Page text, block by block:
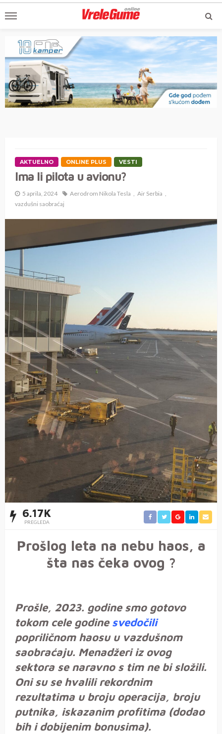
AKTUELNO ONLINE PLUS VESTI
Ima li pilota u avionu?
5 aprila, 2024 Aerodrom Nikola Tesla
Air Serbia
vazdušni saobraćaj
6.17K
PREGLEDA
Prošlog leta na nebu haos, a
šta nas čeka ovog ?
Prošle, 2023. godine smo gotovo
tokom cele godine svedočili
popriličnom haosu u vazdušnom
saobraćaju. Menadžeri iz ovog
sektora se naravno s tim ne bi složili.
Oni su se hvalili rekordnim
rezultatima u broju operacija, broju
putnika, iskazanim profitima (dodao
bih i dobijenim bonusima).